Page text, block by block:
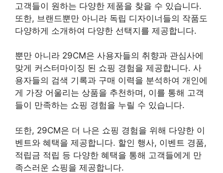
고객들이 원하는 다양한 제품을 찾을 수 있습니다.
또한, 브랜드뿐만 아니라 독립 디자이너들의 작품도
다양하게 소개하여 다양한 선택지를 제공합니다.
뿐만 아니라 29CM은 사용자들의 취향과 관심사에
맞게 커스터마이징 된 쇼핑 경험을 제공합니다. 사
용자들의 검색 기록과 구매 이력을 분석하여 개인에
게 가장 어울리는 상품을 추천하며, 이를 통해 고객
들이 만족하는 쇼핑 경험을 누릴 수 있습니다.
또한, 29CM은 더 나은 쇼핑 경험을 위해 다양한 이
벤트와 혜택을 제공합니다. 할인 행사, 이벤트 경품,
적립금 적립 등 다양한 혜택을 통해 고객들에게 만
족스러운 쇼핑을 제공합니다.